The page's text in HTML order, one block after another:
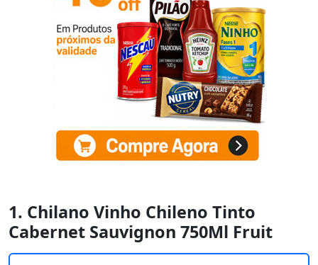
1. Chilano Vinho Chileno Tinto
Cabernet Sauvignon 750Ml Fruit